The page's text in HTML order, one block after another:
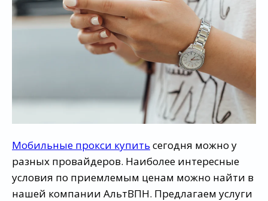
Мобильные прокси купить сегодня можно у
разных провайдеров. Наиболее интересные
условия по приемлемым ценам можно найти в
нашей компании АльтВПН. Предлагаем услуги